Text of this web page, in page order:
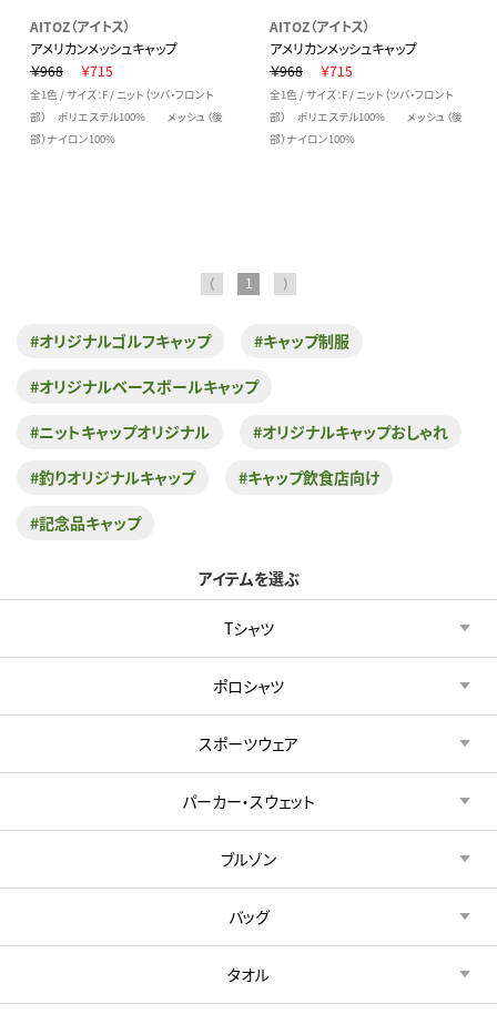
AITOZ（アイトス）
アメリカンメッシュキャップ
￥968
￥715
全1色 / サイズ：F / ニット（ツバ・フロント
部） ポリエステル100% メッシュ（後
部）ナイロン100%
AITOZ（アイトス）
アメリカンメッシュキャップ
￥968
￥715
全1色 / サイズ：F / ニット（ツバ・フロント
部） ポリエステル100% メッシュ（後
部）ナイロン100%
⟨ 1 ⟩
#オリジナルゴルフキャップ #キャップ制服
#オリジナルベースボールキャップ
#ニットキャップオリジナル #オリジナルキャップおしゃれ
#釣りオリジナルキャップ #キャップ飲食店向け
#記念品キャップ
アイテムを選ぶ
Tシャツ
ポロシャツ
スポーツウェア
パーカー・スウェット
ブルゾン
バッグ
タオル